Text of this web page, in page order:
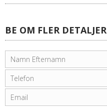
BE OM FLER DETALJER